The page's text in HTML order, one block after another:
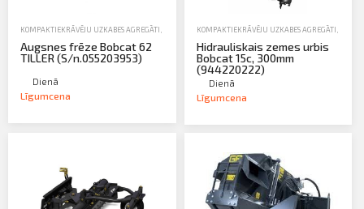
KOMPAKTIEKRĀVĒJU UZKABES AGREGĀTI ZEMES DARBU TEHNIKA-EKSKAVATORI, IEKRĀVĒJI,
Augsnes frēze Bobcat 62
TILLER (S/n.055203953)
Dienā
Līgumcena
KOMPAKTIEKRĀVĒJU UZKABES AGREGĀTI
Hidrauliskais zemes urbis
Bobcat 15c, 300mm
(944220222)
Dienā
Līgumcena